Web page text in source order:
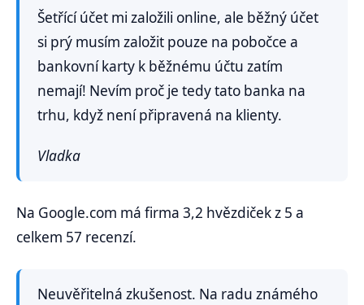
Šetřící účet mi založili online, ale běžný účet
si prý musím založit pouze na pobočce a
bankovní karty k běžnému účtu zatím
nemají! Nevím proč je tedy tato banka na
trhu, když není připravená na klienty.
Vladka
Na Google.com má firma 3,2 hvězdiček z 5 a
celkem 57 recenzí.
Neuvěřitelná zkušenost. Na radu známého